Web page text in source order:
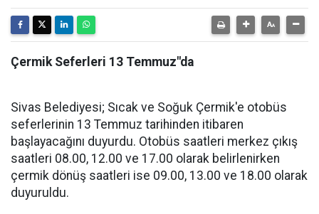
Çermik Seferleri 13 Temmuz"da
Sivas Belediyesi; Sıcak ve Soğuk Çermik'e otobüs
seferlerinin 13 Temmuz tarihinden itibaren
başlayacağını duyurdu. Otobüs saatleri merkez çıkış
saatleri 08.00, 12.00 ve 17.00 olarak belirlenirken
çermik dönüş saatleri ise 09.00, 13.00 ve 18.00 olarak
duyuruldu.